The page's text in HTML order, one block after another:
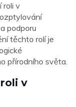
roli v
podporu
těchto rolí je
přírodního světa.
v